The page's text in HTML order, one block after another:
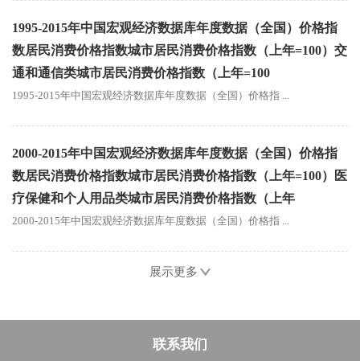
1995-2015年中国宏观经济数据库年度数据（全国）价格指
数居民消费价格指数城市居民消费价格指数（上年=100）交
通和通信类城市居民消费价格指数（上年=100
1995-2015年中国宏观经济数据库年度数据（全国）价格指 ...
2000-2015年中国宏观经济数据库年度数据（全国）价格指
数居民消费价格指数城市居民消费价格指数（上年=100）医
疗保健和个人用品类城市居民消费价格指数（上年
2000-2015年中国宏观经济数据库年度数据（全国）价格指 ...
展示更多
联系我们